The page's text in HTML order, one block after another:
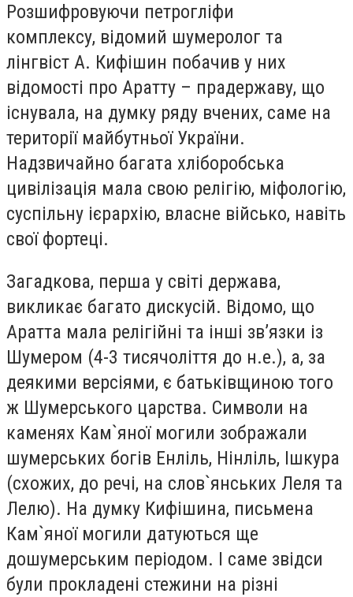
Розшифровуючи петрогліфи
комплексу, відомий шумеролог та
лінгвіст А. Кифішин побачив у них
відомості про Аратту – прадержаву, що
існувала, на думку ряду вчених, саме на
території майбутньої України.
Надзвичайно багата хліборобська
цивілізація мала свою релігію, міфологію,
суспільну ієрархію, власне військо, навіть
свої фортеці.
Загадкова, перша у світі держава,
викликає багато дискусій. Відомо, що
Аратта мала релігійні та інші зв’язки із
Шумером (4-3 тисячоліття до н.е.), а, за
деякими версіями, є батьківщиною того
ж Шумерського царства. Символи на
каменях Кам`яної могили зображали
шумерських богів Енліль, Нінліль, Ішкура
(схожих, до речі, на слов`янських Леля та
Лелю). На думку Кифішина, письмена
Кам`яної могили датуються ще
дошумерським періодом. І саме звідси
були прокладені стежини на різні